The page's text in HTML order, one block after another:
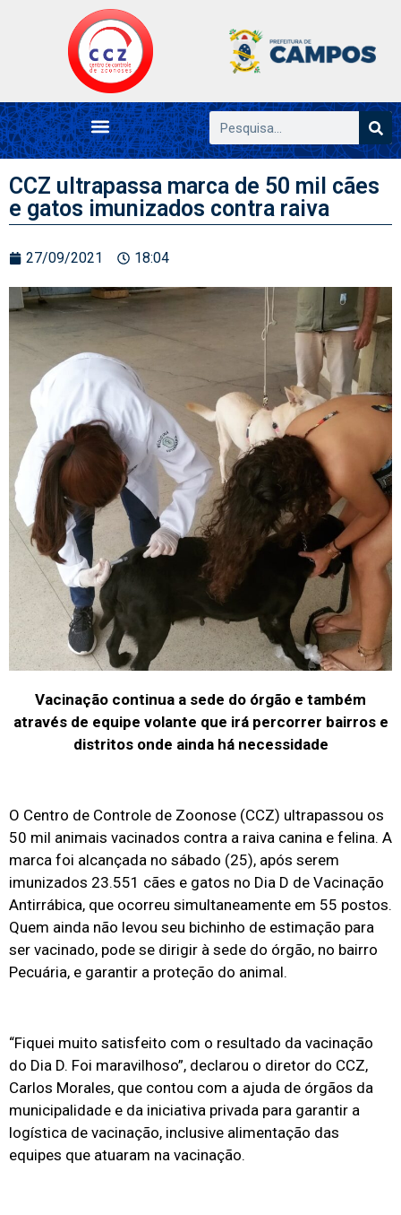
CCZ ultrapassa marca de 50 mil cães
e gatos imunizados contra raiva
27/09/2021 18:04
Vacinação continua a sede do órgão e também
através de equipe volante que irá percorrer bairros e
distritos onde ainda há necessidade
O Centro de Controle de Zoonose (CCZ) ultrapassou os
50 mil animais vacinados contra a raiva canina e felina. A
marca foi alcançada no sábado (25), após serem
imunizados 23.551 cães e gatos no Dia D de Vacinação
Antirrábica, que ocorreu simultaneamente em 55 postos.
Quem ainda não levou seu bichinho de estimação para
ser vacinado, pode se dirigir à sede do órgão, no bairro
Pecuária, e garantir a proteção do animal.
“Fiquei muito satisfeito com o resultado da vacinação
do Dia D. Foi maravilhoso”, declarou o diretor do CCZ,
Carlos Morales, que contou com a ajuda de órgãos da
municipalidade e da iniciativa privada para garantir a
logística de vacinação, inclusive alimentação das
equipes que atuaram na vacinação.